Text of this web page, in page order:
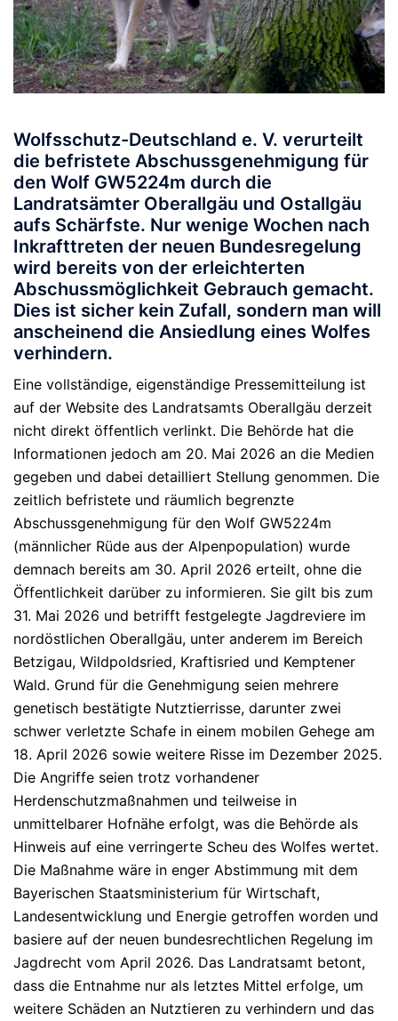
Wolfsschutz-Deutschland e. V. verurteilt
die befristete Abschussgenehmigung für
den Wolf GW5224m durch die
Landratsämter Oberallgäu und Ostallgäu
aufs Schärfste. Nur wenige Wochen nach
Inkrafttreten der neuen Bundesregelung
wird bereits von der erleichterten
Abschussmöglichkeit Gebrauch gemacht.
Dies ist sicher kein Zufall, sondern man will
anscheinend die Ansiedlung eines Wolfes
verhindern.
Eine vollständige, eigenständige Pressemitteilung ist
auf der Website des Landratsamts Oberallgäu derzeit
nicht direkt öffentlich verlinkt. Die Behörde hat die
Informationen jedoch am 20. Mai 2026 an die Medien
gegeben und dabei detailliert Stellung genommen. Die
zeitlich befristete und räumlich begrenzte
Abschussgenehmigung für den Wolf GW5224m
(männlicher Rüde aus der Alpenpopulation) wurde
demnach bereits am 30. April 2026 erteilt, ohne die
Öffentlichkeit darüber zu informieren. Sie gilt bis zum
31. Mai 2026 und betrifft festgelegte Jagdreviere im
nordöstlichen Oberallgäu, unter anderem im Bereich
Betzigau, Wildpoldsried, Kraftisried und Kemptener
Wald. Grund für die Genehmigung seien mehrere
genetisch bestätigte Nutztierrisse, darunter zwei
schwer verletzte Schafe in einem mobilen Gehege am
18. April 2026 sowie weitere Risse im Dezember 2025.
Die Angriffe seien trotz vorhandener
Herdenschutzmaßnahmen und teilweise in
unmittelbarer Hofnähe erfolgt, was die Behörde als
Hinweis auf eine verringerte Scheu des Wolfes wertet.
Die Maßnahme wäre in enger Abstimmung mit dem
Bayerischen Staatsministerium für Wirtschaft,
Landesentwicklung und Energie getroffen worden und
basiere auf der neuen bundesrechtlichen Regelung im
Jagdrecht vom April 2026. Das Landratsamt betont,
dass die Entnahme nur als letztes Mittel erfolge, um
weitere Schäden an Nutztieren zu verhindern und das